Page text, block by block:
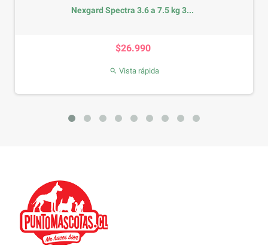
Nexgard Spectra 3.6 a 7.5 kg 3...
$26.990
 Vista rápida